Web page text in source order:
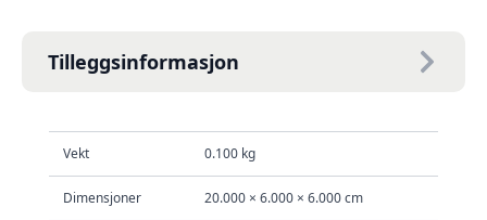
Tilleggsinformasjon
Vekt 0.100 kg
Dimensjoner 20.000 × 6.000 × 6.000 cm